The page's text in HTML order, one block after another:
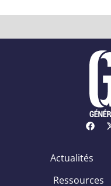
Actualités
Ressources